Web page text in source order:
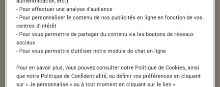
Avec 41,4% de blé complet, ces céréales
sont sources naturelles de fibres. Un bol
de céréales LION
constitue un choix
idéal pour bien commencer la journée*. ​
- Pour effectuer une analyse d'audience
- Pour personnaliser le contenu de nos publicités en ligne en fonction de vos
centres d'intérêt
- Pour vous permettre de partager du contenu via les boutons de réseaux
sociaux
- Pour vous permettre d'utiliser notre module de chat en ligne
Pour en savoir plus, vous pouvez consulter notre Politique de Cookies, ainsi
que notre Politique de Confidentialité, ou définir vos préférences en cliquant
sur « Je personnalise » ou à tout moment en cliquant sur le lien «